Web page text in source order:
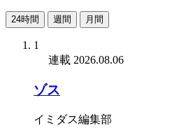
24時間 週間 月間
1
連載 2026.08.06
ゾス
イミダス編集部